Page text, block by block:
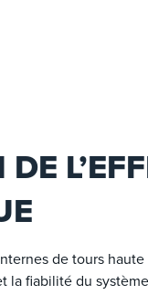
de tours
la fiabilité du